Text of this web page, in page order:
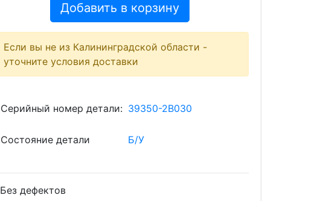
Добавить в корзину
Если вы не из Калининградской области -
уточните условия доставки
Серийный номер детали: 39350-2B030
Состояние детали Б/У
Без дефектов